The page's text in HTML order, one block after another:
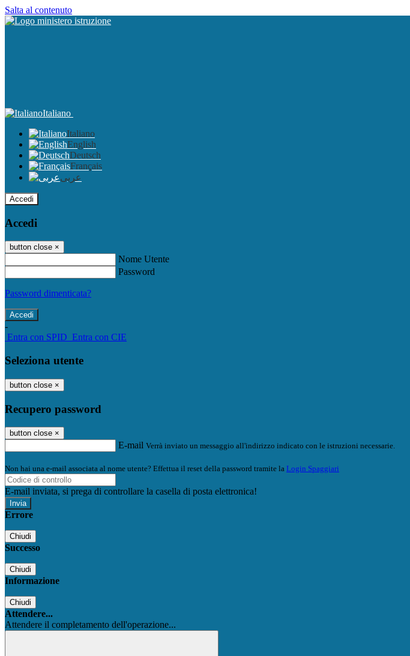
Salta al contenuto
Italiano
Italiano
English
Deutsch
Français
عربى
Accedi
Accedi
button close ×
Nome Utente
Password
Password dimenticata?
-
Entra con SPID Entra con CIE
Seleziona utente
button close ×
Recupero password
button close ×
E-mail Verrà inviato un messaggio all'indirizzo indicato con le istruzioni necessarie.
Non hai una e-mail associata al nome utente? Effettua il reset della password tramite la Login Spaggiari
E-mail inviata, si prega di controllare la casella di posta elettronica!
Errore
Chiudi
Successo
Chiudi
Informazione
Chiudi
Attendere...
Attendere il completamento dell'operazione...